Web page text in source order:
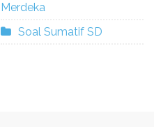
Merdeka
Soal Sumatif SD